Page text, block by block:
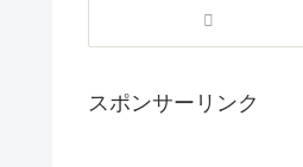
スポンサーリンク